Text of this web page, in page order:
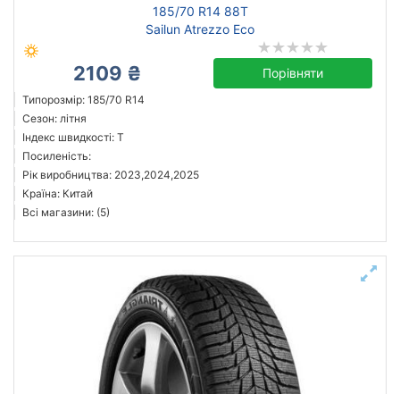
185/70 R14 88T
Sailun Atrezzo Eco
2109 ₴ Порівняти
Типорозмір: 185/70 R14
Сезон: літня
Індекс швидкості: T
Посиленість:
Рік виробництва: 2023,2024,2025
Країна: Китай
Всі магазини: (5)